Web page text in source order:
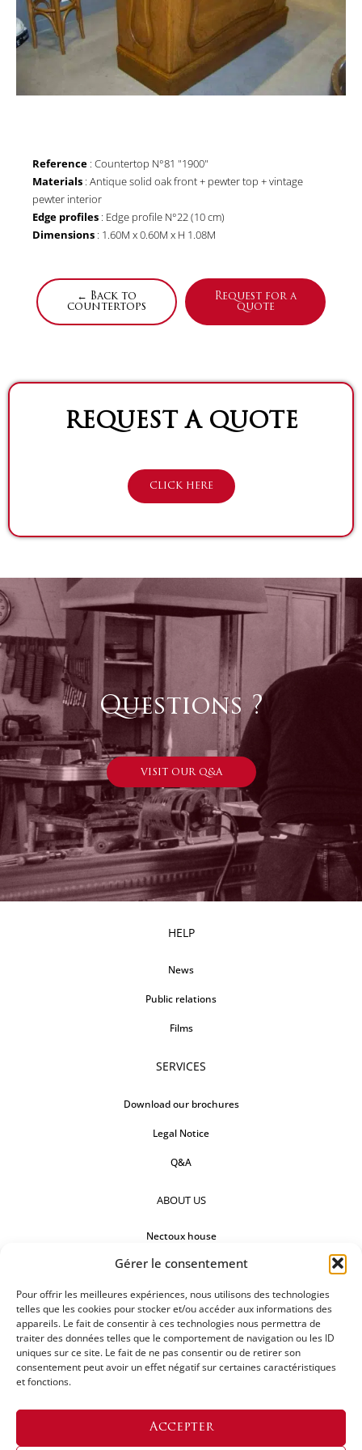
Gérer le consentement
Pour offrir les meilleures expériences, nous utilisons des technologies
telles que les cookies pour stocker et/ou accéder aux informations des
appareils. Le fait de consentir à ces technologies nous permettra de
traiter des données telles que le comportement de navigation ou les ID
uniques sur ce site. Le fait de ne pas consentir ou de retirer son
consentement peut avoir un effet négatif sur certaines caractéristiques
et fonctions.
Accepter
Reference : Countertop N°81 "1900"
Materials : Antique solid oak front + pewter top + vintage
pewter interior
Edge profiles : Edge profile N°22 (10 cm)
Dimensions : 1.60M x 0.60M x H 1.08M
← Back to
countertops
Request for a
quote
REQUEST A QUOTE
CLICK HERE
Questions ?
VISIT OUR Q&A
HELP
News
Public relations
Films
SERVICES
Download our brochures
Legal Notice
Q&A
ABOUT US
Nectoux house
Countertops
Our references
FOLLOW US
REQUEST FOR A QUOTATION